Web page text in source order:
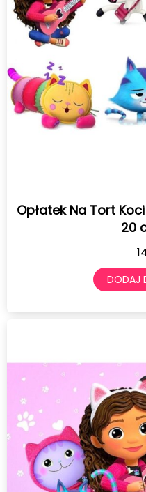
Opłatek Na Tort
20
DODAJ